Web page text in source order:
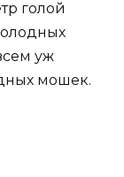
голой
уж
мошек.